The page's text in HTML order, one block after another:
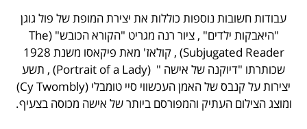
עבודות חשובות נוספות כוללות את יצירת המופת של פול גוגן
"היאבקות ילדים" , ציור רנה מגריט "הקורא הכובש" (The
Subjugated Reader) , קולאז' מאת פיקאסו משנת 1928
שכותרתו "דיוקנה של אישה " (Portrait of a Lady) , תשע
יצירות על קנבס של האמן העכשווי סיי טומבלי (Cy Twombly)
ומוצג הצילום העתיק והמפורסם ביותר של אישה מכוסה בצעיף.